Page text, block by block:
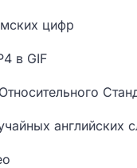
цифр
в GIF
английских